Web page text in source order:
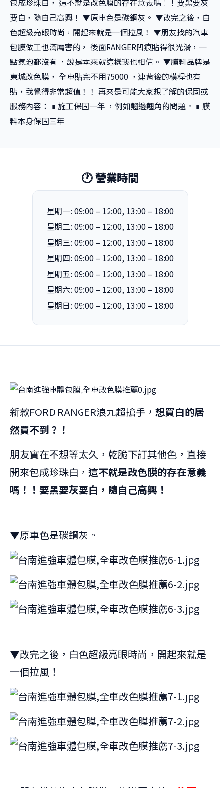
包成珍珠白， 這不就是改色膜的存在意義嗎！！要黑要灰
要白，隨自己高興！ ▼原車色是碳鋼灰。 ▼改完之後，白
色超級亮眼時尚，開起來就是一個拉風！ ▼朋友找的汽車
包膜做工也滿厲害的， 後面RANGER凹痕貼得很光滑，一
點氣泡都沒有 ，說是本來就這樣我也相信。 ▼膜料品牌是
東城改色膜， 全車貼完不用75000 ，連背後的橫桿也有
貼，我覺得非常超值！！ 再來是可能大家想了解的保固或
服務內容： ∎ 施工保固一年 ，例如翹邊翹角的問題。 ∎ 膜
料本身保固三年
🕐 營業時間
星期一: 09:00 – 12:00, 13:00 – 18:00
星期二: 09:00 – 12:00, 13:00 – 18:00
星期三: 09:00 – 12:00, 13:00 – 18:00
星期四: 09:00 – 12:00, 13:00 – 18:00
星期五: 09:00 – 12:00, 13:00 – 18:00
星期六: 09:00 – 12:00, 13:00 – 18:00
星期日: 09:00 – 12:00, 13:00 – 18:00
新款FORD RANGER浪九超搶手， 想買白的居
然買不到？！
朋友實在不想等太久，乾脆下訂其他色，直接
開來包成珍珠白， 這不就是改色膜的存在意義
嗎！！要黑要灰要白，隨自己高興！
▼原車色是碳鋼灰。
▼改完之後，白色超級亮眼時尚，開起來就是
一個拉風！